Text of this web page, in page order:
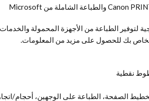
لتوفير الطباعة من الأجهزة المحمولة والخدمات
بك للحصول على مزيد من المعلومات.
تخطيط الصفحة، الطباعة على الوجهين، أحجام/